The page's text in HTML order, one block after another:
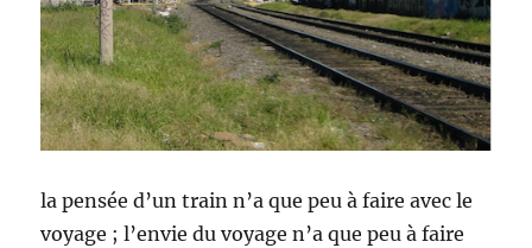
la pensée d’un train n’a que peu à faire avec le
voyage ; l’envie du voyage n’a que peu à faire